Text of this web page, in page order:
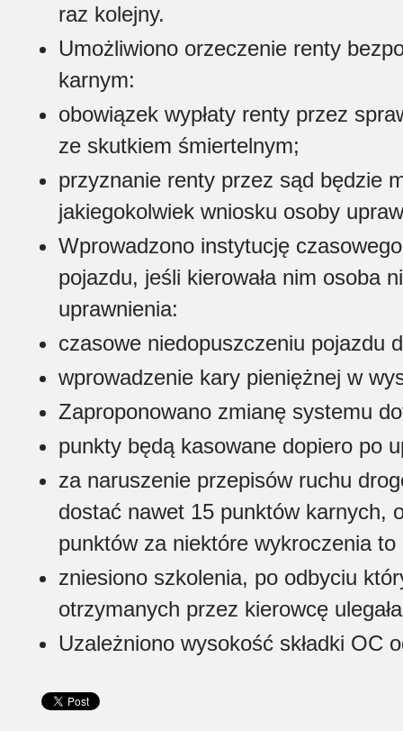
raz kolejny.
Umożliwiono orzeczenie renty
karnym:
obowiązek wypłaty renty przez
ze skutkiem śmiertelnym;
przyznanie renty przez sąd będzie
jakiegokolwiek wniosku osoby
Wprowadzono instytucję
pojazdu, jeśli kierowała nim osoba
uprawnienia:
czasowe niedopuszczeniu pojazdu
wprowadzenie kary pieniężnej w
Zaproponowano zmianę systemu
punkty będą kasowane dopiero po
za naruszenie przepisów ruchu
dostać nawet 15 punktów karnych,
punktów za niektóre wykroczenia to
zniesiono szkolenia, po odbyciu
otrzymanych przez kierowcę
Uzależniono wysokość składki OC